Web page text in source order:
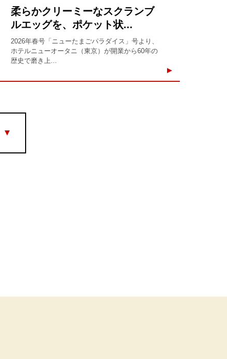
柔らかクリーミーなスクランブ
ルエッグを、ポケット状...
2026年春号「ニューたまごパラダイス」号より、
ホテルニューオータニ（東京）が開業から60年の
歴史で磨き上...